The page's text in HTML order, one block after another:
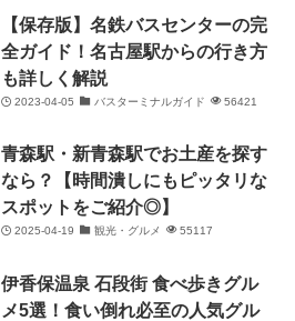
【保存版】名鉄バスセンターの完
全ガイド！名古屋駅からの行き方
も詳しく解説
2023-04-05 バスターミナルガイド 56421
青森駅・新青森駅でお土産を探す
なら？【時間潰しにもピッタリな
スポットをご紹介◎】
2025-04-19 観光・グルメ 55117
伊香保温泉 石段街 食べ歩きグル
メ5選！食い倒れ必至の人気グル